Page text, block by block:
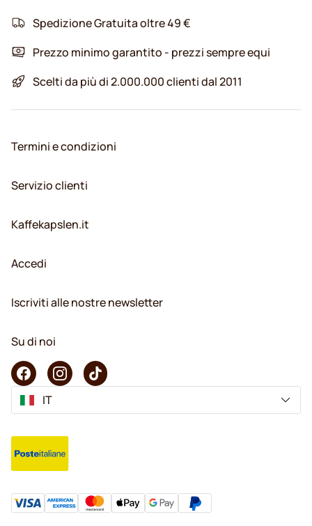
Spedizione Gratuita oltre 49 €
Prezzo minimo garantito - prezzi sempre equi
Scelti da più di 2.000.000 clienti dal 2011
Termini e condizioni
Servizio clienti
Kaffekapslen.it
Accedi
Iscriviti alle nostre newsletter
Su di noi
IT